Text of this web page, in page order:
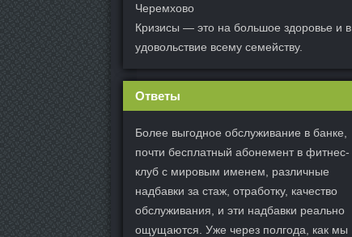
Черемхово
Кризисы — это на большое здоровье и в
удовольствие всему семейству.
Ответы
Более выгодное обслуживание в банке,
почти бесплатный абонемент в фитнес-
клуб с мировым именем, различные
надбавки за стаж, отработку, качество
обслуживания, и эти надбавки реально
ощущаются. Уже через полгода, как мы